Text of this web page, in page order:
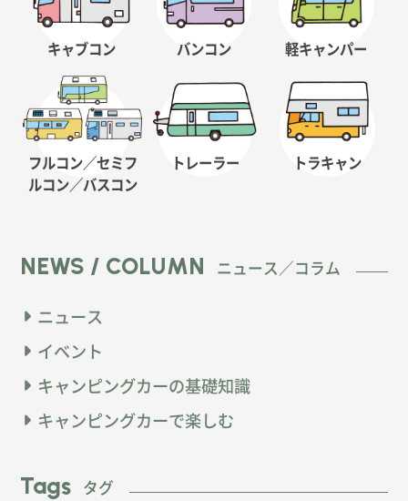
キャブコン バンコン 軽キャンパー
フルコン／セミフ
ルコン／バスコン
トレーラー トラキャン
NEWS / COLUMN ニュース／コラム
ニュース
イベント
キャンピングカーの基礎知識
キャンピングカーで楽しむ
Tags タグ